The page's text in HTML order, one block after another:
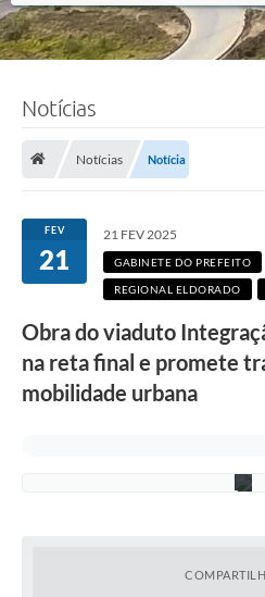
Notícias
Notícias Notícia
FEV
21
21 FEV 2025
GABINETE DO PREFEITO
REGIONAL ELDORADO
Obra do viaduto
na reta final e promete
mobilidade urbana
c
a
l
l